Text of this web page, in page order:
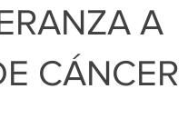
A
CÁNCER